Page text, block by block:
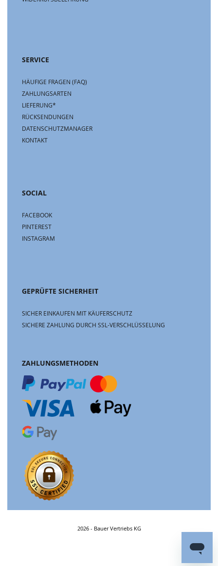
SERVICE
HÄUFIGE FRAGEN (FAQ)
ZAHLUNGSARTEN
LIEFERUNG*
RÜCKSENDUNGEN
DATENSCHUTZMANAGER
KONTAKT
SOCIAL
FACEBOOK
PINTEREST
INSTAGRAM
GEPRÜFTE SICHERHEIT
SICHER EINKAUFEN MIT KÄUFERSCHUTZ
SICHERE ZAHLUNG DURCH SSL-VERSCHLÜSSELUNG
ZAHLUNGSMETHODEN
2026 - Bauer Vertriebs KG